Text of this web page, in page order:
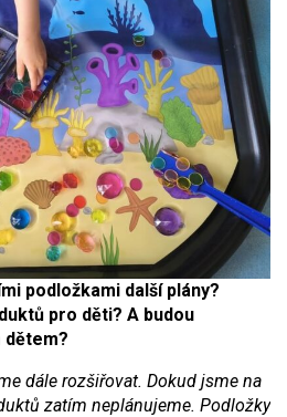
podložkami další plány?
pro děti? A budou
dětem?
dále rozšiřovat. Dokud jsme na
zatím neplánujeme. Podložky